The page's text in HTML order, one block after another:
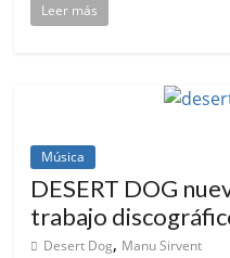
Leer más
Música
DESERT DOG
trabajo
Desert Dog, Manu Sirvent